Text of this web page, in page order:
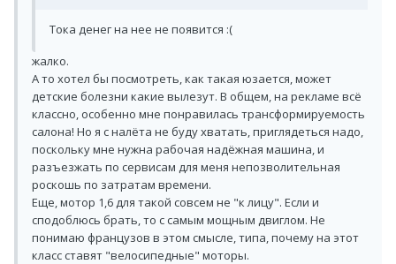
Тока денег на нее не появится :(
жалко.
А то хотел бы посмотреть, как такая юзается, может
детские болезни какие вылезут. В общем, на рекламе всё
классно, особенно мне понравилась трансформируемость
салона! Но я с налёта не буду хватать, приглядеться надо,
поскольку мне нужна рабочая надёжная машина, и
разъезжать по сервисам для меня непозволительная
роскошь по затратам времени.
Еще, мотор 1,6 для такой совсем не "к лицу". Если и
сподоблюсь брать, то с самым мощным двиглом. Не
понимаю французов в этом смысле, типа, почему на этот
класс ставят "велосипедные" моторы.